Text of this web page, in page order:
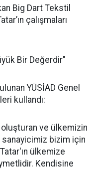
Big Dart Tekstil
çalışmaları
Bir Değerdir"
YÜSİAD Genel
kullandı:
oluşturan ve ülkemizin
sanayicimiz bizim için
ülkemize
Kendisine